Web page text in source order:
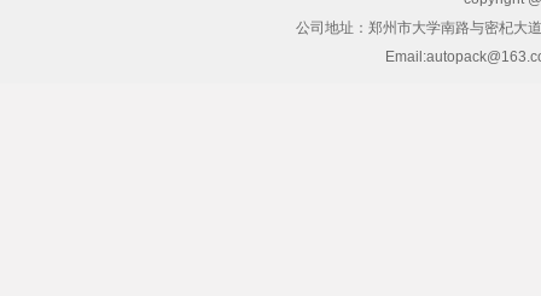
公司地址：郑州市大学南路与密杞